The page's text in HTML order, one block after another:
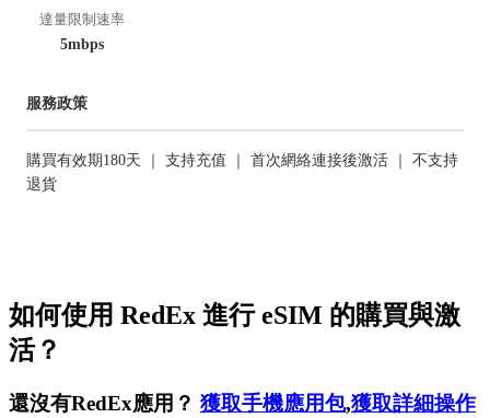
達量限制速率
5mbps
服務政策
購買有效期180天 ｜ 支持充值 ｜ 首次網絡連接後激活 ｜ 不支持
退貨
如何使用 RedEx 進行 eSIM 的購買與激
活？
還沒有RedEx應用？ 獲取手機應用包,獲取詳細操作